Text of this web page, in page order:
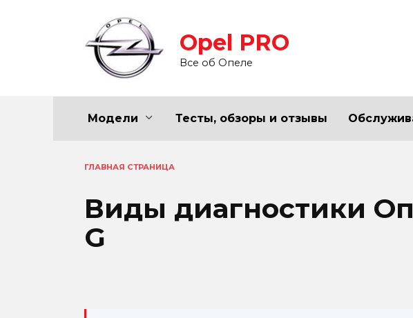
Opel PRO
Все об Опеле
Модели Тесты, обзоры и отзывы
ГЛАВНАЯ СТРАНИЦА
Виды диагностики
G